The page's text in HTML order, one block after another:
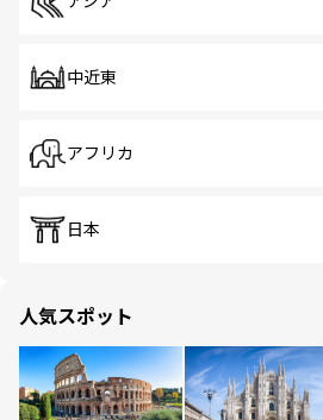
中近東
アフリカ
日本
人気スポット